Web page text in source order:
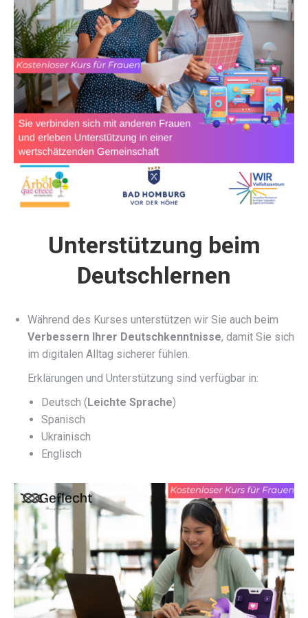
Unterstützung beim
Deutschlernen
Während des Kurses unterstützen wir Sie auch beim
Verbessern Ihrer Deutschkenntnisse, damit Sie sich
im digitalen Alltag sicherer fühlen.
Erklärungen und Unterstützung sind verfügbar in:
Deutsch (Leichte Sprache)
Spanisch
Ukrainisch
Englisch